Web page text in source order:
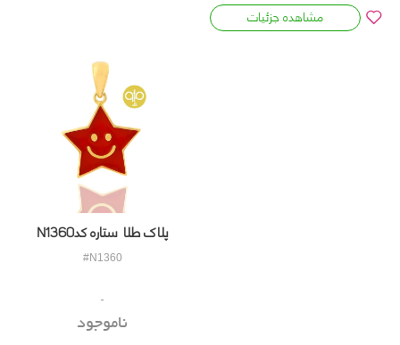
مشاهده جزئیات
پلاک طلا ستاره کدN1360
#N1360
ناموجود